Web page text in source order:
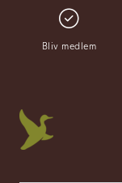
Bliv medlem